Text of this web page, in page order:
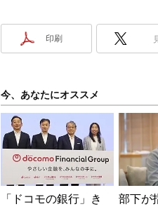
印刷
今、あなたにオススメ
「ドコモの銀行」き
部下が